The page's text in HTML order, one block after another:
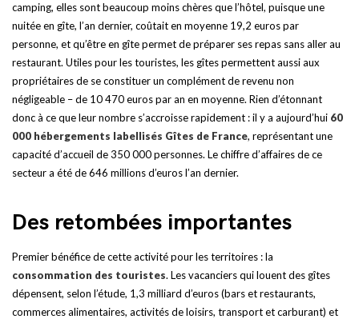
camping, elles sont beaucoup moins chères que l’hôtel, puisque une
nuitée en gîte, l’an dernier, coûtait en moyenne 19,2 euros par
personne, et qu’être en gîte permet de préparer ses repas sans aller au
restaurant. Utiles pour les touristes, les gîtes permettent aussi aux
propriétaires de se constituer un complément de revenu non
négligeable – de 10 470 euros par an en moyenne. Rien d’étonnant
donc à ce que leur nombre s’accroisse rapidement : il y a aujourd’hui 60
000 hébergements labellisés Gîtes de France, représentant une
capacité d’accueil de 350 000 personnes. Le chiffre d’affaires de ce
secteur a été de 646 millions d’euros l’an dernier.
Des retombées importantes
Premier bénéfice de cette activité pour les territoires : la
consommation des touristes. Les vacanciers qui louent des gîtes
dépensent, selon l’étude, 1,3 milliard d’euros (bars et restaurants,
commerces alimentaires, activités de loisirs, transport et carburant) et